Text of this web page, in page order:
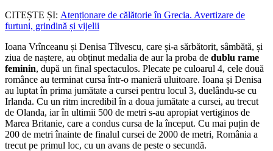
CITEȘTE ȘI: Atenționare de călătorie în Grecia. Avertizare de
furtuni, grindină și vijelii
Ioana Vrînceanu și Denisa Tîlvescu, care și-a sărbătorit, sâmbătă, și
ziua de naștere, au obținut medalia de aur la proba de dublu rame
feminin, după un final spectaculos. Plecate pe culoarul 4, cele două
românce au terminat cursa într-o manieră uluitoare. Ioana și Denisa
au luptat în prima jumătate a cursei pentru locul 3, duelându-se cu
Irlanda. Cu un ritm incredibil în a doua jumătate a cursei, au trecut
de Olanda, iar în ultimii 500 de metri s-au apropiat vertiginos de
Marea Britanie, care a condus cursa de la început. Cu mai puțin de
200 de metri înainte de finalul cursei de 2000 de metri, România a
trecut pe primul loc, cu un avans de peste o secundă.